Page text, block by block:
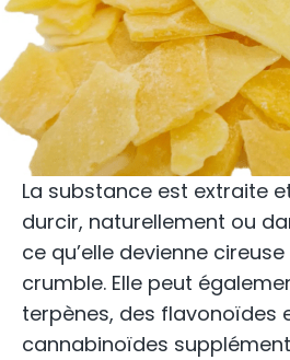
La substance est extraite
durcir, naturellement ou
ce qu’elle devienne
crumble. Elle peut
terpènes, des flavonoïdes
cannabinoïdes